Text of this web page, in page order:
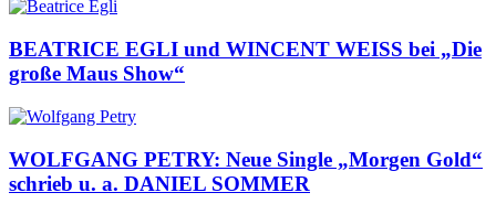
BEATRICE EGLI und WINCENT WEISS bei „Die
große Maus Show“
WOLFGANG PETRY: Neue Single „Morgen Gold“
schrieb u. a. DANIEL SOMMER